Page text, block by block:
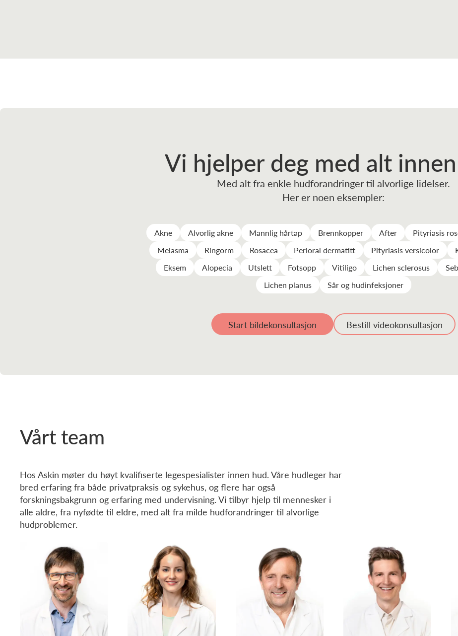
Vi hjelper deg med alt
Med alt fra enkle hudforandringer til alvorlige lidelser.
Her er noen eksempler:
Akne Alvorlig akne Mannlig hårtap Brennkopper After Pityriasis
Melasma
Ringorm Rosacea Perioral dermatitt Pityriasis versicolor
Eksem
Alopecia Utslett Fotsopp Vitiligo Lichen sclerosus
Lichen planus
Sår og hudinfeksjoner
Start bildekonsultasjon Bestill videokonsultasjon
Vårt team
Hos Askin møter du høyt kvalifiserte legespesialister innen hud. Våre hudleger har
bred erfaring fra både privatpraksis og sykehus, og flere har også
forskningsbakgrunn og erfaring med undervisning. Vi tilbyr hjelp til mennesker i
alle aldre, fra nyfødte til eldre, med alt fra milde hudforandringer til alvorlige
hudproblemer.
Xiaotong Li Roza Garvik Vladimir Jankovic